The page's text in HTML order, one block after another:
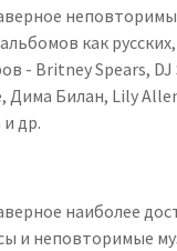
как
- Britney Spears, DJ
Дима Билан, Lily
и др.
наиболее
и неповторимые